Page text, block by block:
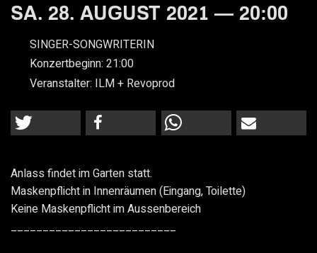
SA. 28. AUGUST 2021 — 20:00
SINGER-SONGWRITERIN
Konzertbeginn: 21:00
Veranstalter: ILM + Revoprod
Anlass findet im Garten statt.
Maskenpflicht in Innenräumen (Eingang, Toilette)
Keine Maskenpflicht im Aussenbereich
__________________________